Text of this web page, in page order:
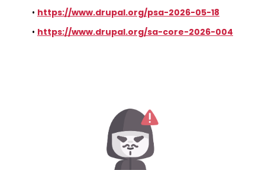
• https://www.drupal.org/psa-2026-05-18
• https://www.drupal.org/sa-core-2026-004